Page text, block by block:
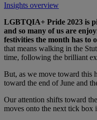
Insights overview
LGBTQIA+ Pride 2023 is
and so many of us are
festivities the month has to
that means walking in the
time, following the brilliant
But, as we move toward this
toward the end of June and
Our attention shifts toward
moves onto the next tick box